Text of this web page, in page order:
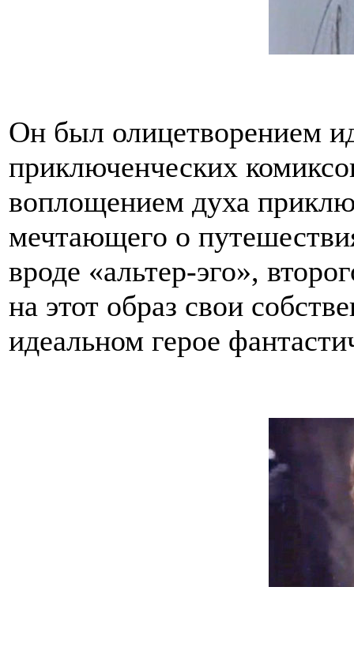
Он был олицетворением
приключенческих
воплощением духа
мечтающего о
вроде «альтер-эго»,
на этот образ свои
идеальном герое